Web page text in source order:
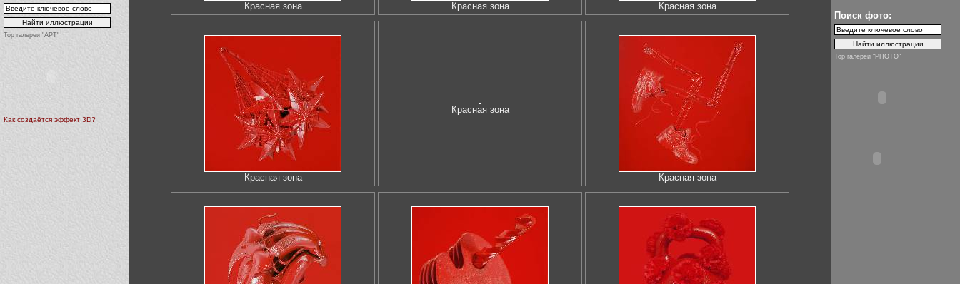
Top галереи "АРТ"
Как создаётся эффект 3D?
Красная зона Красная зона Красная зона
Красная зона
Красная зона
Красная зона
Поиск фото:
Top галереи "PHOTO"